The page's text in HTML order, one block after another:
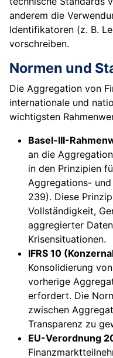
anderem die
Identifikatoren (z. B.
vorschreiben.
Normen und
Die Aggregation von
internationale und
wichtigsten
Basel-III-
an die
in den Prinzipien
Aggregations- und
239). Diese
Vollständigkeit,
aggregierter
Krisensituationen.
IFRS 10
Konsolidierung
vorherige
erfordert. Die
zwischen
Transparenz zu
EU-Verordnung